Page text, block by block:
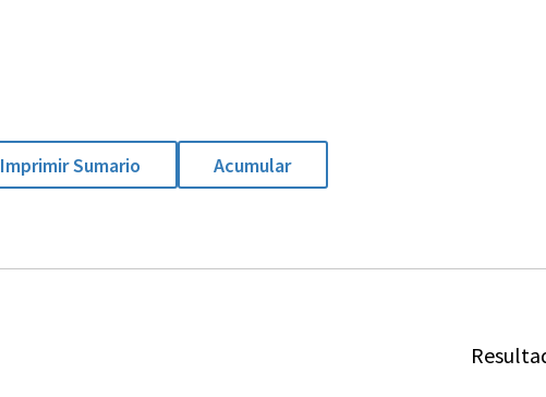
Imprimir Sumario Acumular